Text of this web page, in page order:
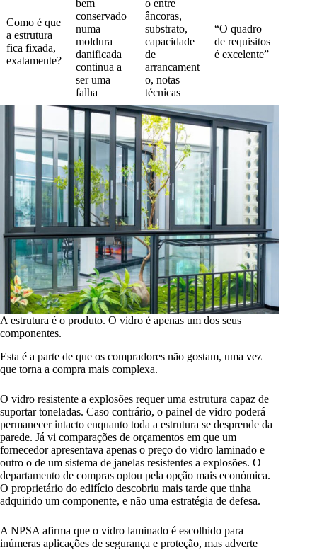
Como é que
a estrutura
fica fixada,
exatamente?
bem
conservado
numa
moldura
danificada
continua a
ser uma
falha
o entre
âncoras,
substrato,
capacidade
de
arrancament
o, notas
técnicas
“O quadro
de requisitos
é excelente”
A estrutura é o produto. O vidro é apenas um dos seus
componentes.
Esta é a parte de que os compradores não gostam, uma vez
que torna a compra mais complexa.
O vidro resistente a explosões requer uma estrutura capaz de
suportar toneladas. Caso contrário, o painel de vidro poderá
permanecer intacto enquanto toda a estrutura se desprende da
parede. Já vi comparações de orçamentos em que um
fornecedor apresentava apenas o preço do vidro laminado e
outro o de um sistema de janelas resistentes a explosões. O
departamento de compras optou pela opção mais económica.
O proprietário do edifício descobriu mais tarde que tinha
adquirido um componente, e não uma estratégia de defesa.
A NPSA afirma que o vidro laminado é escolhido para
inúmeras aplicações de segurança e proteção, mas adverte